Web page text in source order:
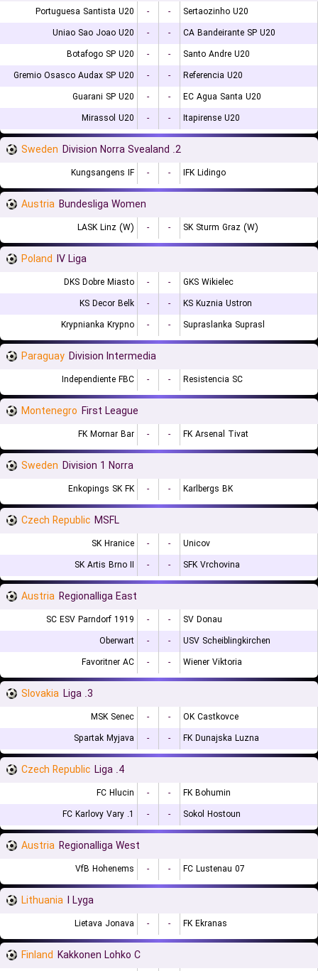
Portuguesa Santista U20 - -
Sertaozinho U20
Uniao Sao Joao U20
- -
CA Bandeirante SP U20
Botafogo SP U20
- -
Santo Andre U20
Gremio Osasco Audax SP U20
- -
Referencia U20
Guarani SP U20
- -
EC Agua Santa U20
Mirassol U20
- - Itapirense U20
Sweden 2. Division Norra Svealand
Kungsangens IF - - IFK Lidingo
Austria Bundesliga Women
LASK Linz (W) - - SK Sturm Graz (W)
Poland IV Liga
DKS Dobre Miasto - -
GKS Wikielec
KS Decor Belk
- -
KS Kuznia Ustron
Krypnianka Krypno
- - Supraslanka Suprasl
Paraguay Division Intermedia
Independiente FBC - - Resistencia SC
Montenegro First League
FK Mornar Bar - - FK Arsenal Tivat
Sweden Division 1 Norra
Enkopings SK FK - - Karlbergs BK
Czech Republic MSFL
SK Hranice - -
Unicov
SK Artis Brno II
- - SFK Vrchovina
Austria Regionalliga East
SC ESV Parndorf 1919 - -
SV Donau
Oberwart
- -
USV Scheiblingkirchen
Favoritner AC
- - Wiener Viktoria
Slovakia 3. Liga
MSK Senec - -
OK Castkovce
Spartak Myjava
- - FK Dunajska Luzna
Czech Republic 4. Liga
FC Hlucin - -
FK Bohumin
1. FC Karlovy Vary
- - Sokol Hostoun
Austria Regionalliga West
VfB Hohenems - - FC Lustenau 07
Lithuania I Lyga
Lietava Jonava - - FK Ekranas
Finland Kakkonen Lohko C